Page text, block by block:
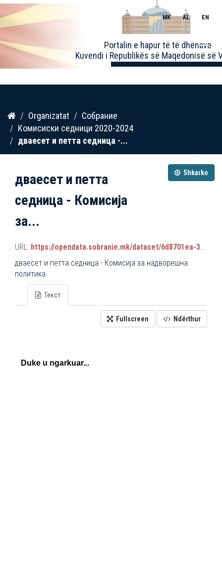
Kalo
përmbajtja
Portalin e hapur të të dhënave
Kuvendi i Republikës së Maqedonisë së
MK AL EN
Toggle
Organizatat
Собрание
Комисиски седници 2020-2024
дваесет и петта седница -...
Shkarko
дваесет и петта
седница - Комисија
за...
URL: https://opendata.sobranie.mk/dataset/6d8701ea-3a42-465d-8f88-639bc6dc1a8e/resource/27fdc4ae-64eb-45b4-b71e-74b6f5ed8fee/download/komisiski_sednici.json
дваесет и петта седница - Комисија за надворешна
политика
Текст
Fullscreen Ndërthur